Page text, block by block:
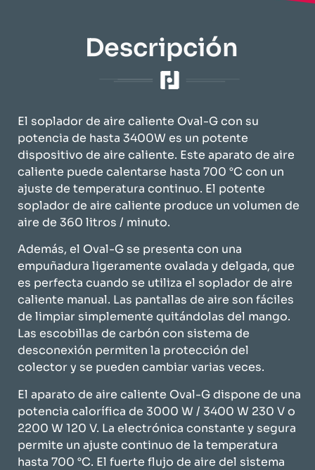
Descripción
El soplador de aire caliente Oval-G con su
potencia de hasta 3400W es un potente
dispositivo de aire caliente. Este aparato de aire
caliente puede calentarse hasta 700 °C con un
ajuste de temperatura continuo. El potente
soplador de aire caliente produce un volumen de
aire de 360 litros / minuto.
Además, el Oval-G se presenta con una
empuñadura ligeramente ovalada y delgada, que
es perfecta cuando se utiliza el soplador de aire
caliente manual. Las pantallas de aire son fáciles
de limpiar simplemente quitándolas del mango.
Las escobillas de carbón con sistema de
desconexión permiten la protección del
colector y se pueden cambiar varias veces.
El aparato de aire caliente Oval-G dispone de una
potencia calorífica de 3000 W / 3400 W 230 V o
2200 W 120 V. La electrónica constante y segura
permite un ajuste continuo de la temperatura
hasta 700 °C. El fuerte flujo de aire del sistema